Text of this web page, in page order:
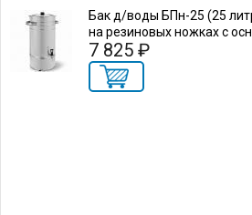
Бак д/воды БПн-25 (25
на резиновых ножках с
7 825 ₽